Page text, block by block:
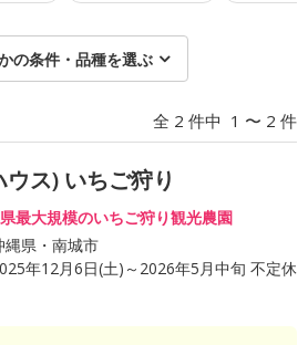
の条件・品種を選ぶ
全 2 件中 1 〜 2 件
ス) いちご狩り
最大規模のいちご狩り観光農園
縄県・南城市
年12月6日(土)～2026年5月中旬 不定休